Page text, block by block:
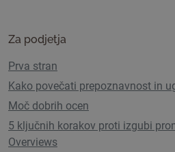
Za podjetja
Prva stran
Kako povečati prepoznavnost in
Moč dobrih ocen
5 ključnih korakov proti izgubi
Overviews